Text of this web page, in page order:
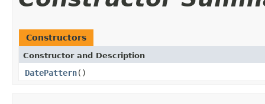
Constructors
Constructor and Description
DatePattern()